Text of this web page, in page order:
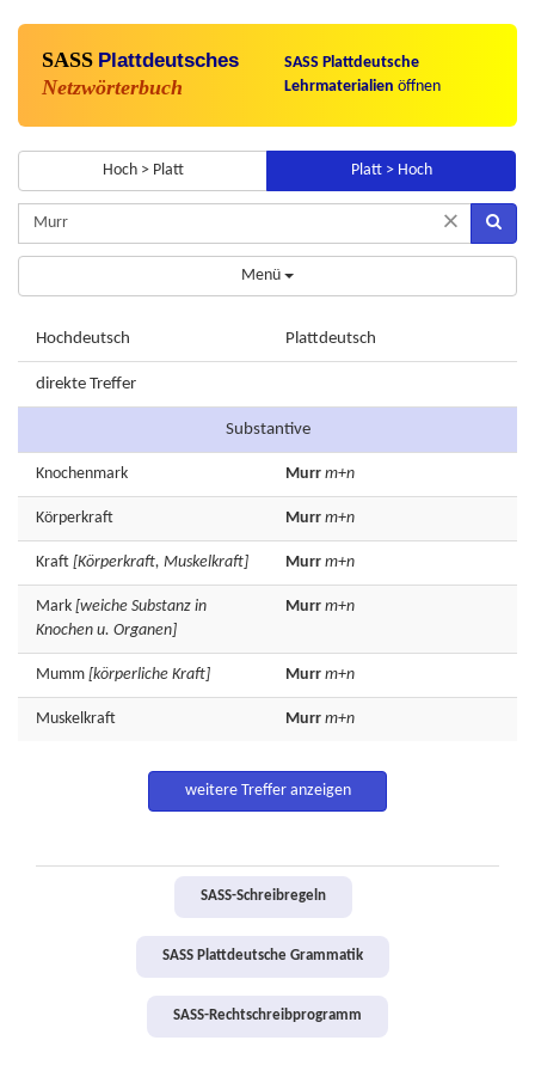
SASS Plattdeutsches
Netzwörterbuch
SASS Plattdeutsche
Lehrmaterialien öffnen
Hoch > Platt Platt > Hoch
×
Menü
Hochdeutsch Plattdeutsch
direkte Treffer
Substantive
Knochenmark Murr m+n
Körperkraft Murr m+n
Kraft [Körperkraft, Muskelkraft] Murr m+n
Mark [weiche Substanz in
Knochen u. Organen]
Murr m+n
Mumm [körperliche Kraft] Murr m+n
Muskelkraft Murr m+n
weitere Treffer anzeigen
SASS-Schreibregeln
SASS Plattdeutsche Grammatik
SASS-Rechtschreibprogramm